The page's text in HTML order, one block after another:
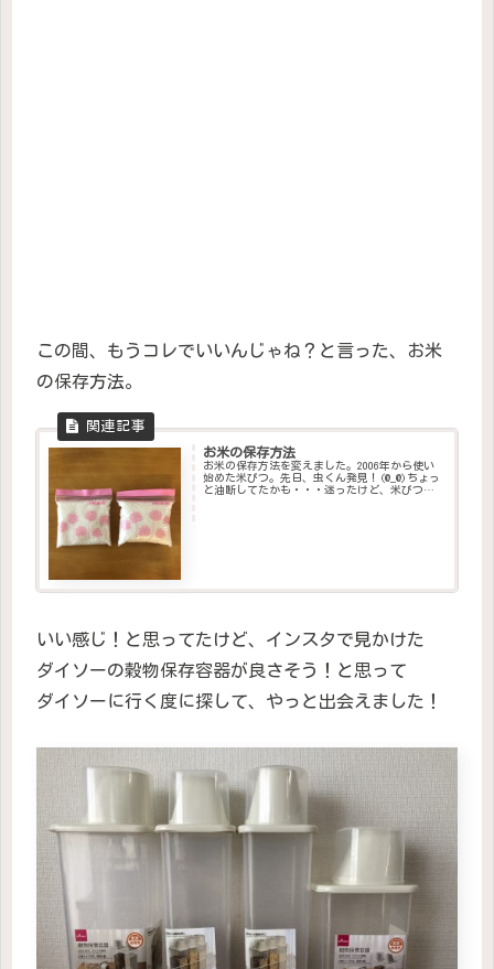
この間、もうコレでいいんじゃね？と言った、お米
の保存方法。
お米の保存方法
お米の保存方法を変えました。2006年から使い
始めた米びつ。先日、虫くん発見！(@_@)ちょっ
と油断してたかも・・・迷ったけど、米びつは
いい感じ！と思ってたけど、インスタで見かけた
ダイソーの穀物保存容器が良さそう！と思って
ダイソーに行く度に探して、やっと出会えました！